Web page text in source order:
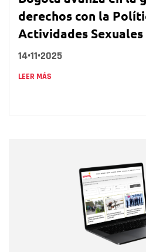
derechos con la
Actividades Sexuales
14•11•2025
LEER MÁS
Correo electrónico
Tipo de comentario